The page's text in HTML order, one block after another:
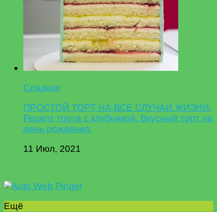
Сладкое
ПРОСТОЙ ТОРТ НА ВСЕ СЛУЧАИ ЖИЗНИ.
Рецепт торта с клубникой. Вкусный торт на
день рождения.
11 Июл, 2021
Ещё